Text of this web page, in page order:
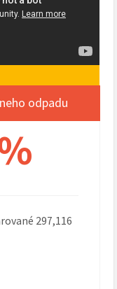
odpadu
297,116